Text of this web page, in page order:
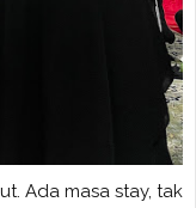
Ada masa stay, tak